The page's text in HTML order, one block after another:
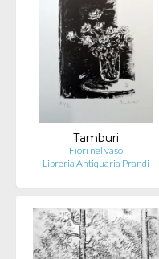
Tamburi
Fiori nel vaso
Libreria Antiquaria Prandi